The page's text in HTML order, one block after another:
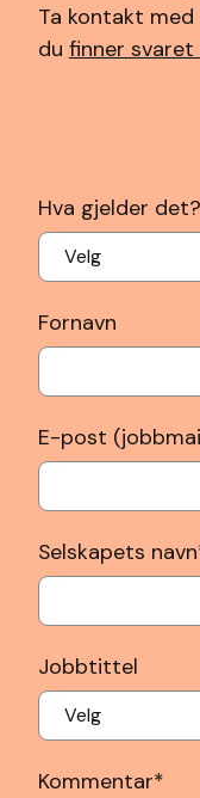
Ta kontakt
du finner svaret
Hva gjelder det?
Fornavn
E-post
Selskapets navn
Jobbtittel
Kommentar*